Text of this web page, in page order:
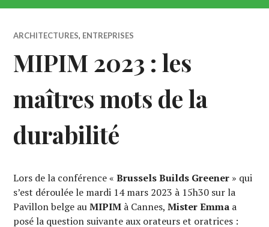
ARCHITECTURES, ENTREPRISES
MIPIM 2023 : les
maîtres mots de la
durabilité
Lors de la conférence «Brussels Builds Greener » qui
s’est déroulée le mardi 14 mars 2023 à 15h30 sur la
Pavillon belge auMIPIM à Cannes,Mister Emma a
posé la question suivante aux orateurs et oratrices :